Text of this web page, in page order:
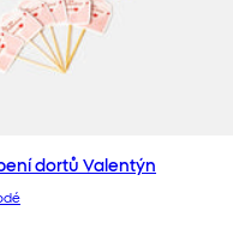
dortů Valentýn